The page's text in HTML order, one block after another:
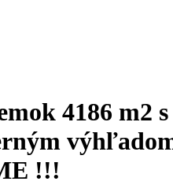
4186 m2
!!!